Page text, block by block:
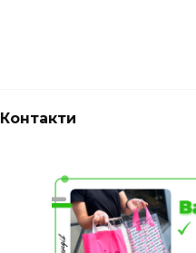
Контакти